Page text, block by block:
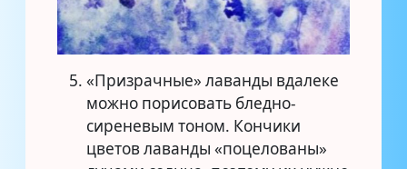
«Призрачные» лаванды вдалеке
можно порисовать бледно-
сиреневым тоном. Кончики
цветов лаванды «поцелованы»